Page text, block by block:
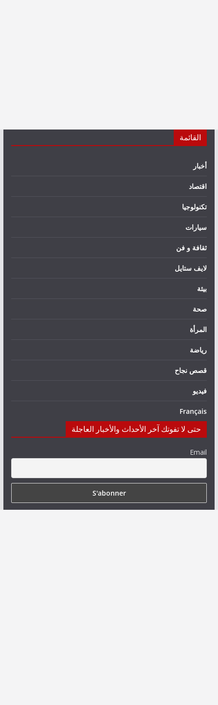
القائمة
أخبار
اقتصاد
تكنولوجيا
سيارات
ثقافة و فن
لايف ستايل
بيئة
صحة
المرأة
رياضة
قصص نجاح
فيديو
Français
حتى لا تفوتك آخر الأحداث والأخبار العاجلة
Email